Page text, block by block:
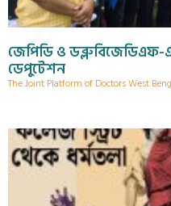
জেপিডি ও ডব্লুবিজেডিএফ-
ডেপুটেশন
The Joint Platform of Doctors West